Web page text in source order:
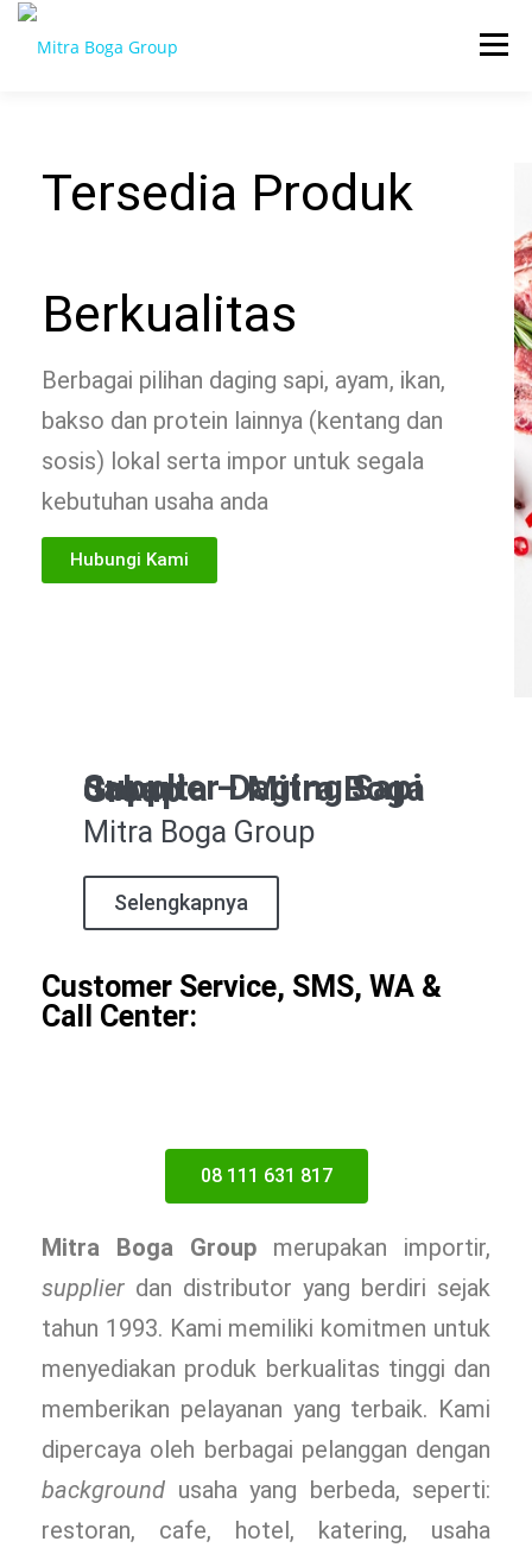
Menu
Tersedia Produk
Berkualitas
Berbagai pilihan daging sapi, ayam, ikan,
bakso dan protein lainnya (kentang dan
sosis) lokal serta impor untuk segala
kebutuhan usaha anda
Hubungi Kami
Supplier Daging Sapi Jakarta – Mitra Boga Group
Mitra Boga Group
Selengkapnya
Customer Service, SMS, WA &
Call Center:
08 111 631 817
Mitra Boga Group merupakan importir,
supplier dan distributor yang berdiri sejak
tahun 1993. Kami memiliki komitmen untuk
menyediakan produk berkualitas tinggi dan
memberikan pelayanan yang terbaik. Kami
dipercaya oleh berbagai pelanggan dengan
background usaha yang berbeda, seperti:
restoran, cafe, hotel, katering, usaha